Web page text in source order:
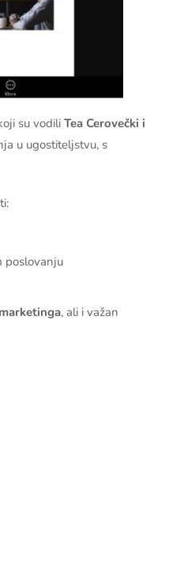
su vodiliTea Cerovečki i
u ugostiteljstvu, s
poslovanju
, ali i važan